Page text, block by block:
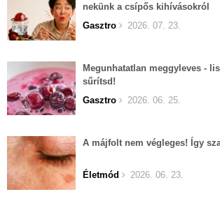
nekünk a csípős kihívásokról
Gasztro
2026. 07. 23.
Megunhatatlan meggyleves -
sűrítsd!
Gasztro
2026. 06. 25.
A májfolt nem végleges! Így
Életmód 2026. 06. 23.